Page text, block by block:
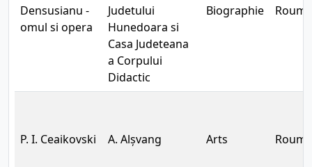
Densusianu -
omul si opera
Judetului
Hunedoara si
Casa Judeteana
a Corpului
Didactic
Biographie
P. I. Ceaikovski A. Alșvang Arts